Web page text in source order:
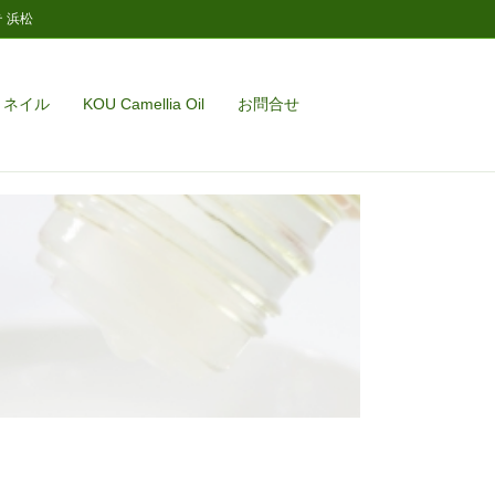
浜松
ネイル KOU Camellia Oil お問合せ